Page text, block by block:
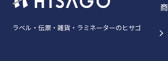
ラベル・伝票・雑貨・ラミネーターのヒサゴ